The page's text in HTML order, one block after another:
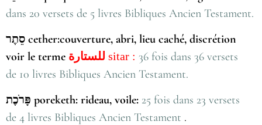
dans 20 versets de 5 livres Bibliques Ancien Testament.
סֵתֶר cether:couverture, abri, lieu caché, discrétion
voir le terme
sitar : 36 fois dans 36 versets
de 10 livres Bibliques Ancien Testament.
פָּרֹכֶת poreketh: rideau, voile: 25 fois dans 23 versets
de 4 livres Bibliques Ancien Testament .